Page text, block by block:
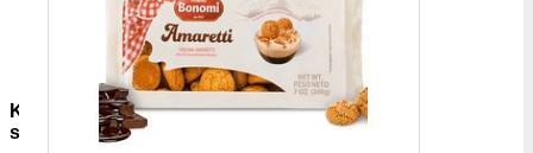
Sauzen-
Kruiden-
specerijen